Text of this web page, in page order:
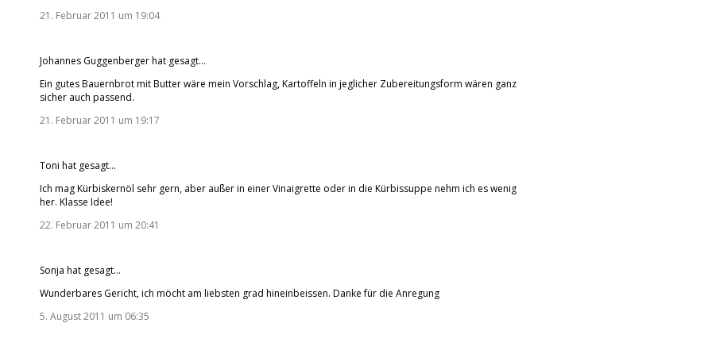
21. Februar 2011 um 19:04
Johannes Guggenbergerhat gesagt…
Ein gutes Bauernbrot mit Butter wäre mein Vorschlag, Kartoffeln in jeglicher Zubereitungsform wären ganz
sicher auch passend.
21. Februar 2011 um 19:17
Toni hat gesagt…
Ich mag Kürbiskernöl sehr gern, aber außer in einer Vinaigrette oder in die Kürbissuppe nehm ich es wenig
her. Klasse Idee!
22. Februar 2011 um 20:41
Sonja hat gesagt…
Wunderbares Gericht, ich möcht am liebsten grad hineinbeissen. Danke für die Anregung
5. August 2011 um 06:35